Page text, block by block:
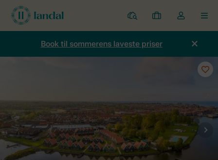
Parker
Mine
bookinger
Toggle
the
dropdown
Book til sommerens laveste priser